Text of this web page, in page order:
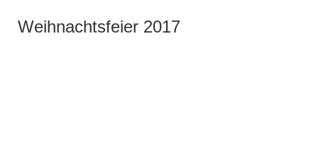
Weihnachtsfeier 2017